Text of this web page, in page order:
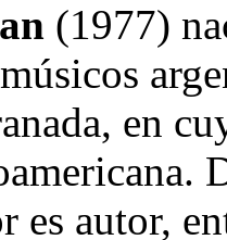
(1977)
en
es autor,